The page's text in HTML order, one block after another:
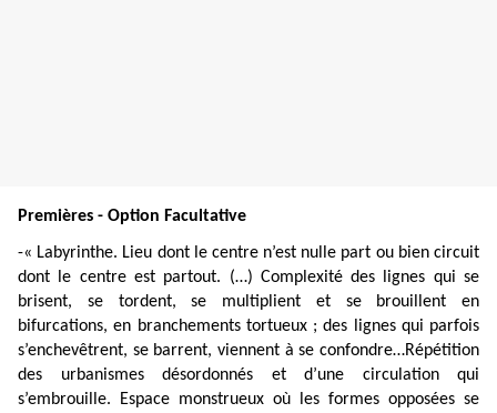
Premières - Option Facultative
-« Labyrinthe. Lieu dont le centre n’est nulle part ou bien circuit
dont le centre est partout. (…) Complexité des lignes qui se
brisent, se tordent, se multiplient et se brouillent en
bifurcations, en branchements tortueux ; des lignes qui parfois
s’enchevêtrent, se barrent, viennent à se confondre…Répétition
des urbanismes désordonnés et d’une circulation qui
s’embrouille. Espace monstrueux où les formes opposées se